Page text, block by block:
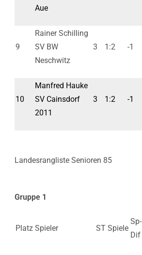
Aue
9
Rainer Schilling
SV BW
Neschwitz
3 1:2 -1
10
Manfred Hauke
SV Cainsdorf
2011
3 1:2 -1
Landesrangliste Senioren 85
Gruppe 1
Platz Spieler ST Spiele
Sp-
Dif